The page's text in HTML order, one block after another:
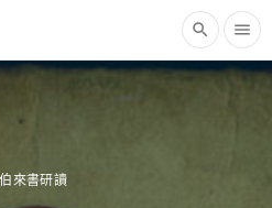
search menu
來書研讀